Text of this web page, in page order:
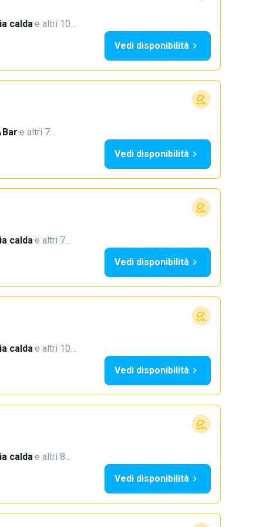
calda·e altri 10…
Vedi disponibilità
Bar·e altri 7…
Vedi disponibilità
calda·e altri 7…
Vedi disponibilità
calda·e altri 10…
Vedi disponibilità
calda·e altri 8…
Vedi disponibilità